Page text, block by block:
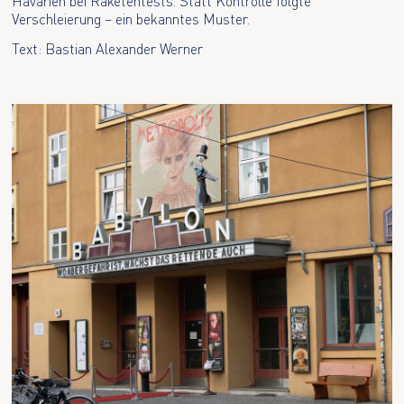
Verschleierung – ein bekanntes Muster.
Text: Bastian Alexander Werner